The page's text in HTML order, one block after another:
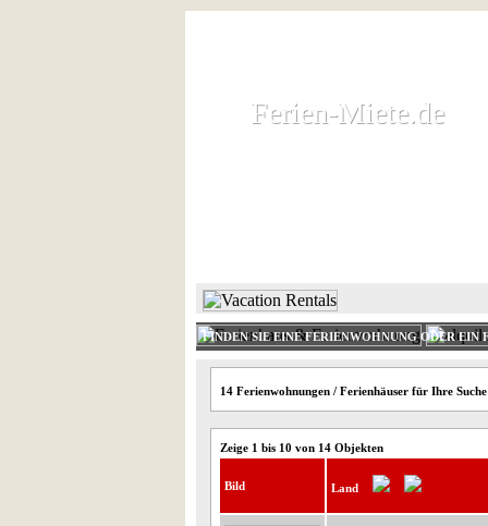
Ferien-Miete.de
Ferien-Miete.de
FINDEN SIE EINE FERIENWOHNUNG ODER EIN
14 Ferienwohnungen / Ferienhäuser für Ihre
Zeige 1 bis 10 von 14 Objekten
Bild Land